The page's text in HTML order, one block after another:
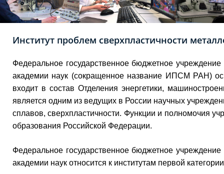
Институт проблем сверхпластичности
Федеральное государственное бюджетное
академии наук (сокращенное название ИПСМ РАН)
входит в состав Отделения энергетики,
является одним из ведущих в России научных
сплавов, сверхпластичности. Функции и полномочия
образования Российской Федерации.
Федеральное государственное бюджетное
академии наук относится к институтам первой